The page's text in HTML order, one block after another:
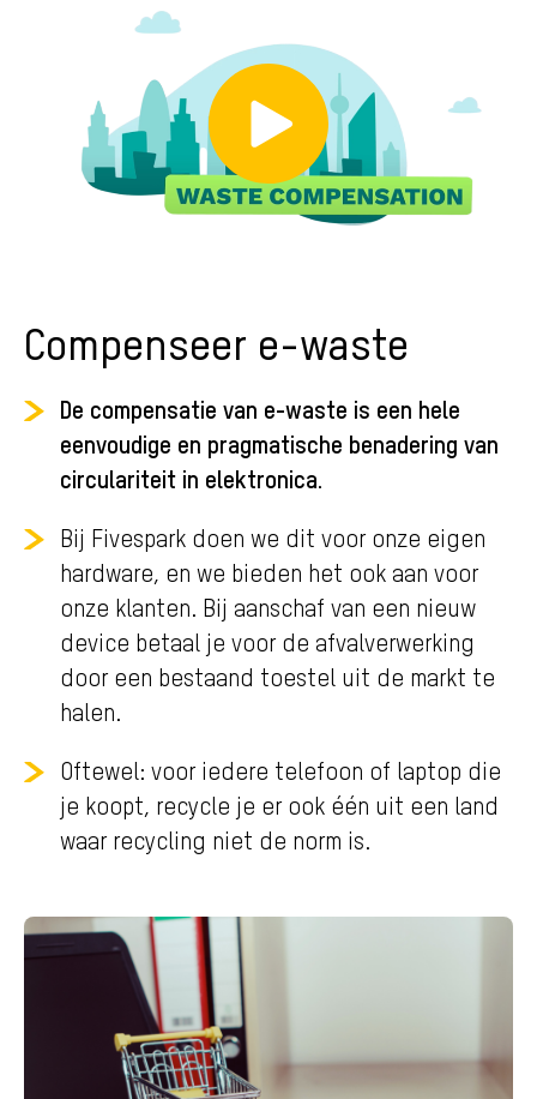
Compenseer e-waste
De compensatie van e-waste is een hele
eenvoudige en pragmatische benadering van
circulariteit in elektronica.
Bij Fivespark doen we dit voor onze eigen
hardware, en we bieden het ook aan voor
onze klanten. Bij aanschaf van een nieuw
device betaal je voor de afvalverwerking
door een bestaand toestel uit de markt te
halen.
Oftewel: voor iedere telefoon of laptop die
je koopt, recycle je er ook één uit een land
waar recycling niet de norm is.